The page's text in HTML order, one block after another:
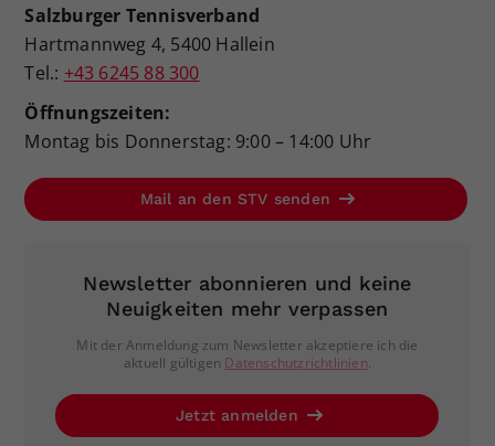
Salzburger Tennisverband
Hartmannweg 4, 5400 Hallein
Tel.: +43 6245 88 300
Öffnungszeiten:
Montag bis Donnerstag: 9:00 – 14:00 Uhr
Mail an den STV senden
Newsletter abonnieren und keine
Neuigkeiten mehr verpassen
Mit der Anmeldung zum Newsletter akzeptiere ich die
aktuell gültigen Datenschutzrichtlinien.
Jetzt anmelden